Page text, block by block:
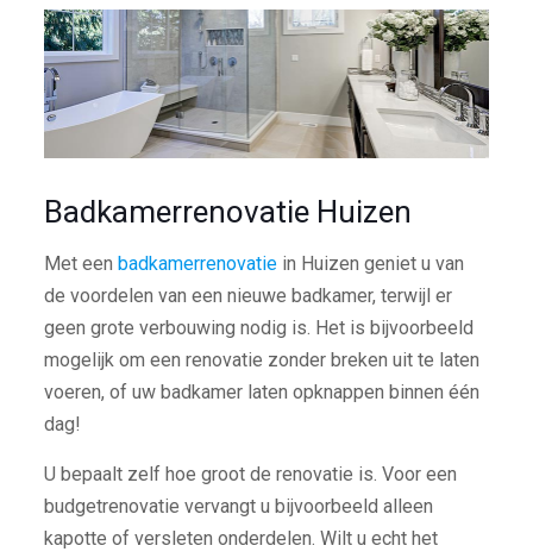
Badkamerrenovatie Huizen
Met een badkamerrenovatiein Huizen geniet u van
de voordelen van een nieuwe badkamer, terwijl er
geen grote verbouwing nodig is. Het is bijvoorbeeld
mogelijk om een renovatie zonder breken uit te laten
voeren, of uw badkamer laten opknappen binnen één
dag!
U bepaalt zelf hoe groot de renovatie is. Voor een
budgetrenovatie vervangt u bijvoorbeeld alleen
kapotte of versleten onderdelen. Wilt u echt het